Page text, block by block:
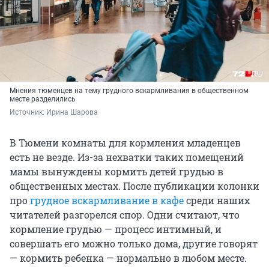
Мнения тюменцев на тему грудного вскармливания в общественном
месте разделились
Источник: Ирина Шарова
В Тюмени комнаты для кормления младенцев
есть не везде. Из-за нехватки таких помещений
мамы вынуждены кормить детей грудью в
общественных местах. После публикации колонки
прогрудное вскармливание в кафесреди наших
читателей разгорелся спор. Одни считают, что
кормление грудью — процесс интимный, и
совершать его можно только дома, другие говорят
— кормить ребенка — нормально в любом месте.